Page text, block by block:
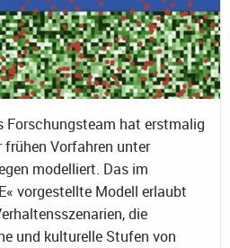
Forschungsteam hat erstmalig
frühen Vorfahren unter
modelliert. Das im
vorgestellte Modell erlaubt
die
und kulturelle Stufen von